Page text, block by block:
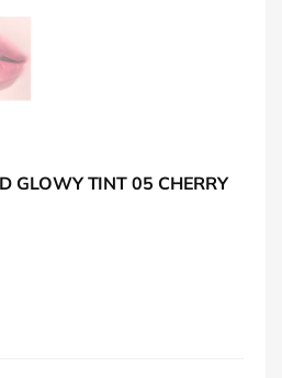
GLOWY TINT 05 CHERRY